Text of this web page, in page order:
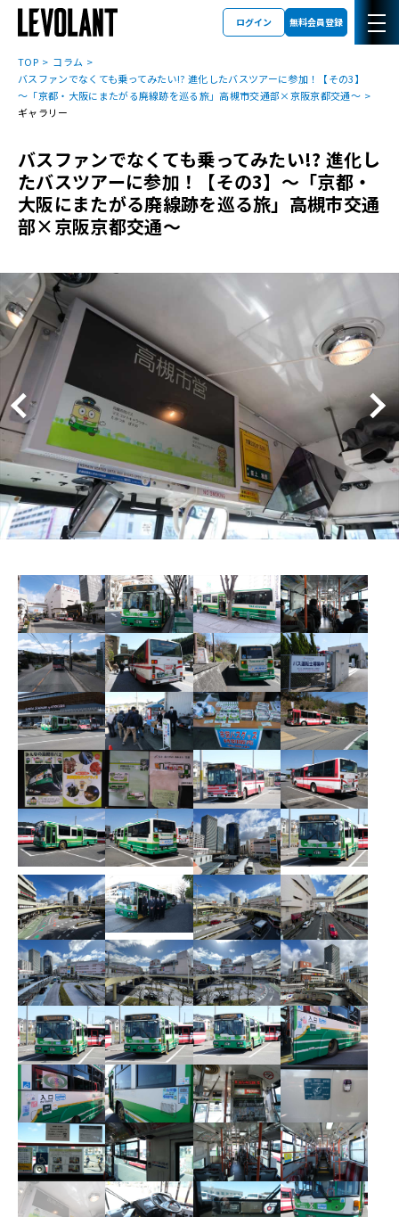
ログイン 無料会員登録
TOP
コラム
バスファンでなくても乗ってみたい!? 進化したバスツアーに参加！【その3】
～「京都・大阪にまたがる廃線跡を巡る旅」高槻市交通部×京阪京都交通～
ギャラリー
バスファンでなくても乗ってみたい!? 進化し
たバスツアーに参加！【その3】～「京都・
大阪にまたがる廃線跡を巡る旅」高槻市交通
部×京阪京都交通～